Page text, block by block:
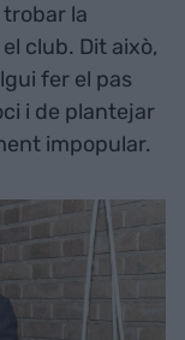
la
club. Dit això,
fer el pas
i de plantejar
impopular.